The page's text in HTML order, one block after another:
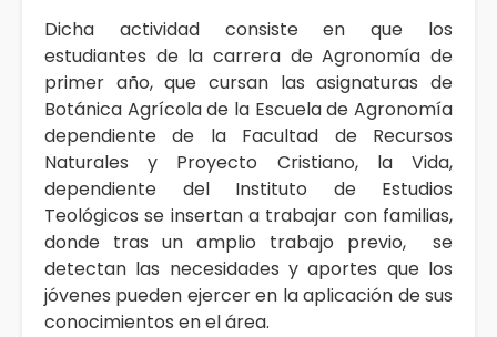
Dicha actividad consiste en que los
estudiantes de la carrera de Agronomía de
primer año, que cursan las asignaturas de
Botánica Agrícola de la Escuela de Agronomía
dependiente de la Facultad de Recursos
Naturales y Proyecto Cristiano, la Vida,
dependiente del Instituto de Estudios
Teológicos se insertan a trabajar con familias,
donde tras un amplio trabajo previo, se
detectan las necesidades y aportes que los
jóvenes pueden ejercer en la aplicación de sus
conocimientos en el área.